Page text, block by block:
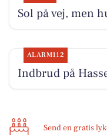
Sol på vej, men
ALARM112
Indbrud på
Send en gratis